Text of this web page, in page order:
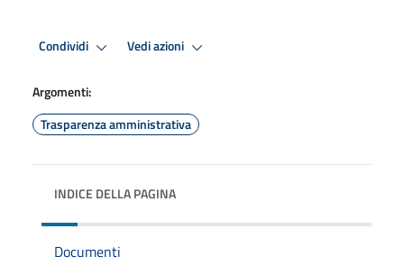
Condividi Vedi azioni
Argomenti:
Trasparenza amministrativa
INDICE DELLA PAGINA
Documenti